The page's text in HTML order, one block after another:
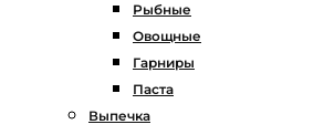
Рыбные
Овощные
Гарниры
Паста
Выпечка